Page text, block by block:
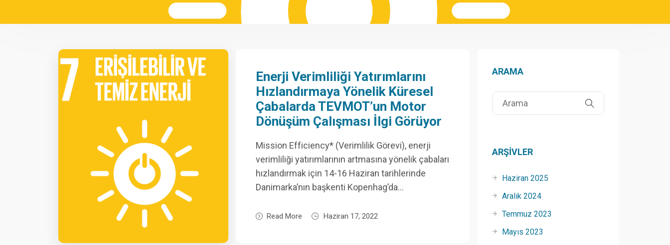
Enerji Verimliliği Yatırımlarını
Hızlandırmaya Yönelik Küresel
Çabalarda TEVMOT’un Motor
Dönüşüm Çalışması İlgi Görüyor
Mission Efficiency* (Verimlilik Görevi), enerji
verimliliği yatırımlarının artmasına yönelik çabaları
hızlandırmak için 14-16 Haziran tarihlerinde
Danimarka’nın başkenti Kopenhag’da…
Read More Haziran 17, 2022
ARAMA
ARŞIVLER
Haziran 2025
Aralık 2024
Temmuz 2023
Mayıs 2023